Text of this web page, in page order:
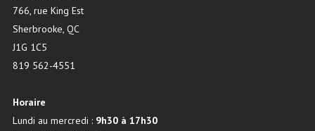
766, rue King Est
Sherbrooke, QC
J1G 1C5
819 562-4551
Horaire
Lundi au mercredi : 9h30 à 17h30